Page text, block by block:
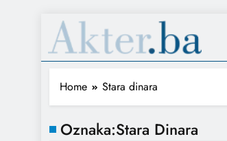
Home Stara dinara
Oznaka:Stara Dinara